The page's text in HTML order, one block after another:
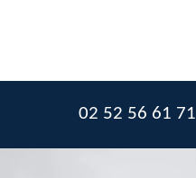
02 52 56 61 71